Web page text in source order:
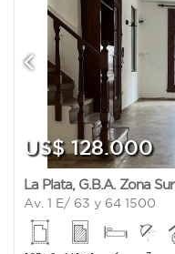
US$ 128.000
La Plata, G.B.A. Zona Sur
Av. 1 E/ 63 y 64 1500